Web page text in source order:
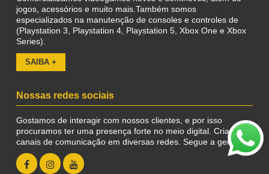
jogos, acessórios e muito mais.Também somos
especializados na manutenção de consoles e controles de
(Playstation 3, Playstation 4, Playstation 5, Xbox One e Xbox
Series).
SAIBA +
Nossas redes sociais
Gostamos de interagir com nossos clientes, e por isso
procuramos ter uma presença forte no meio digital. Criamos
canais de comunicação em diversas redes. Segue a gente aí: